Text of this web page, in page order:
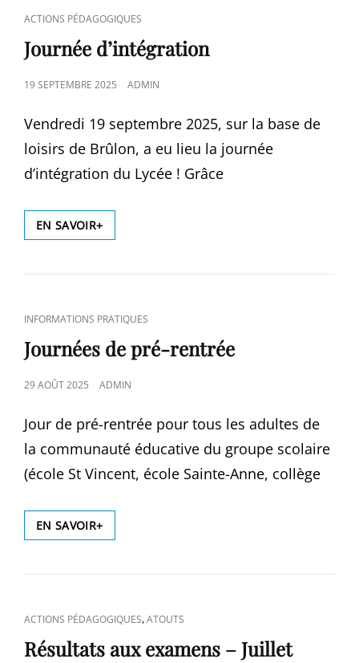
CAT
LINKS
ACTIONS PÉDAGOGIQUES
Journée d’intégration
POSTED
19 SEPTEMBRE 2025 ADMIN
Vendredi 19 septembre 2025, sur la base de
loisirs de Brûlon, a eu lieu la journée
d’intégration du Lycée ! Grâce
EN SAVOIR+JOURNÉE
D’INTÉGRATION
CAT
LINKS
INFORMATIONS PRATIQUES
Journées de pré-rentrée
POSTED
29 AOÛT 2025 ADMIN
Jour de pré-rentrée pour tous les adultes de
la communauté éducative du groupe scolaire
(école St Vincent, école Sainte-Anne, collège
EN SAVOIR+JOURNÉES
DE
RENTRÉE
CAT
LINKS
ACTIONS PÉDAGOGIQUES,ATOUTS
Résultats aux examens – Juillet